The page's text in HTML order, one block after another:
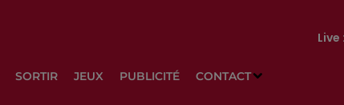
SORTIR JEUX PUBLICITÉ CONTACT
Live :